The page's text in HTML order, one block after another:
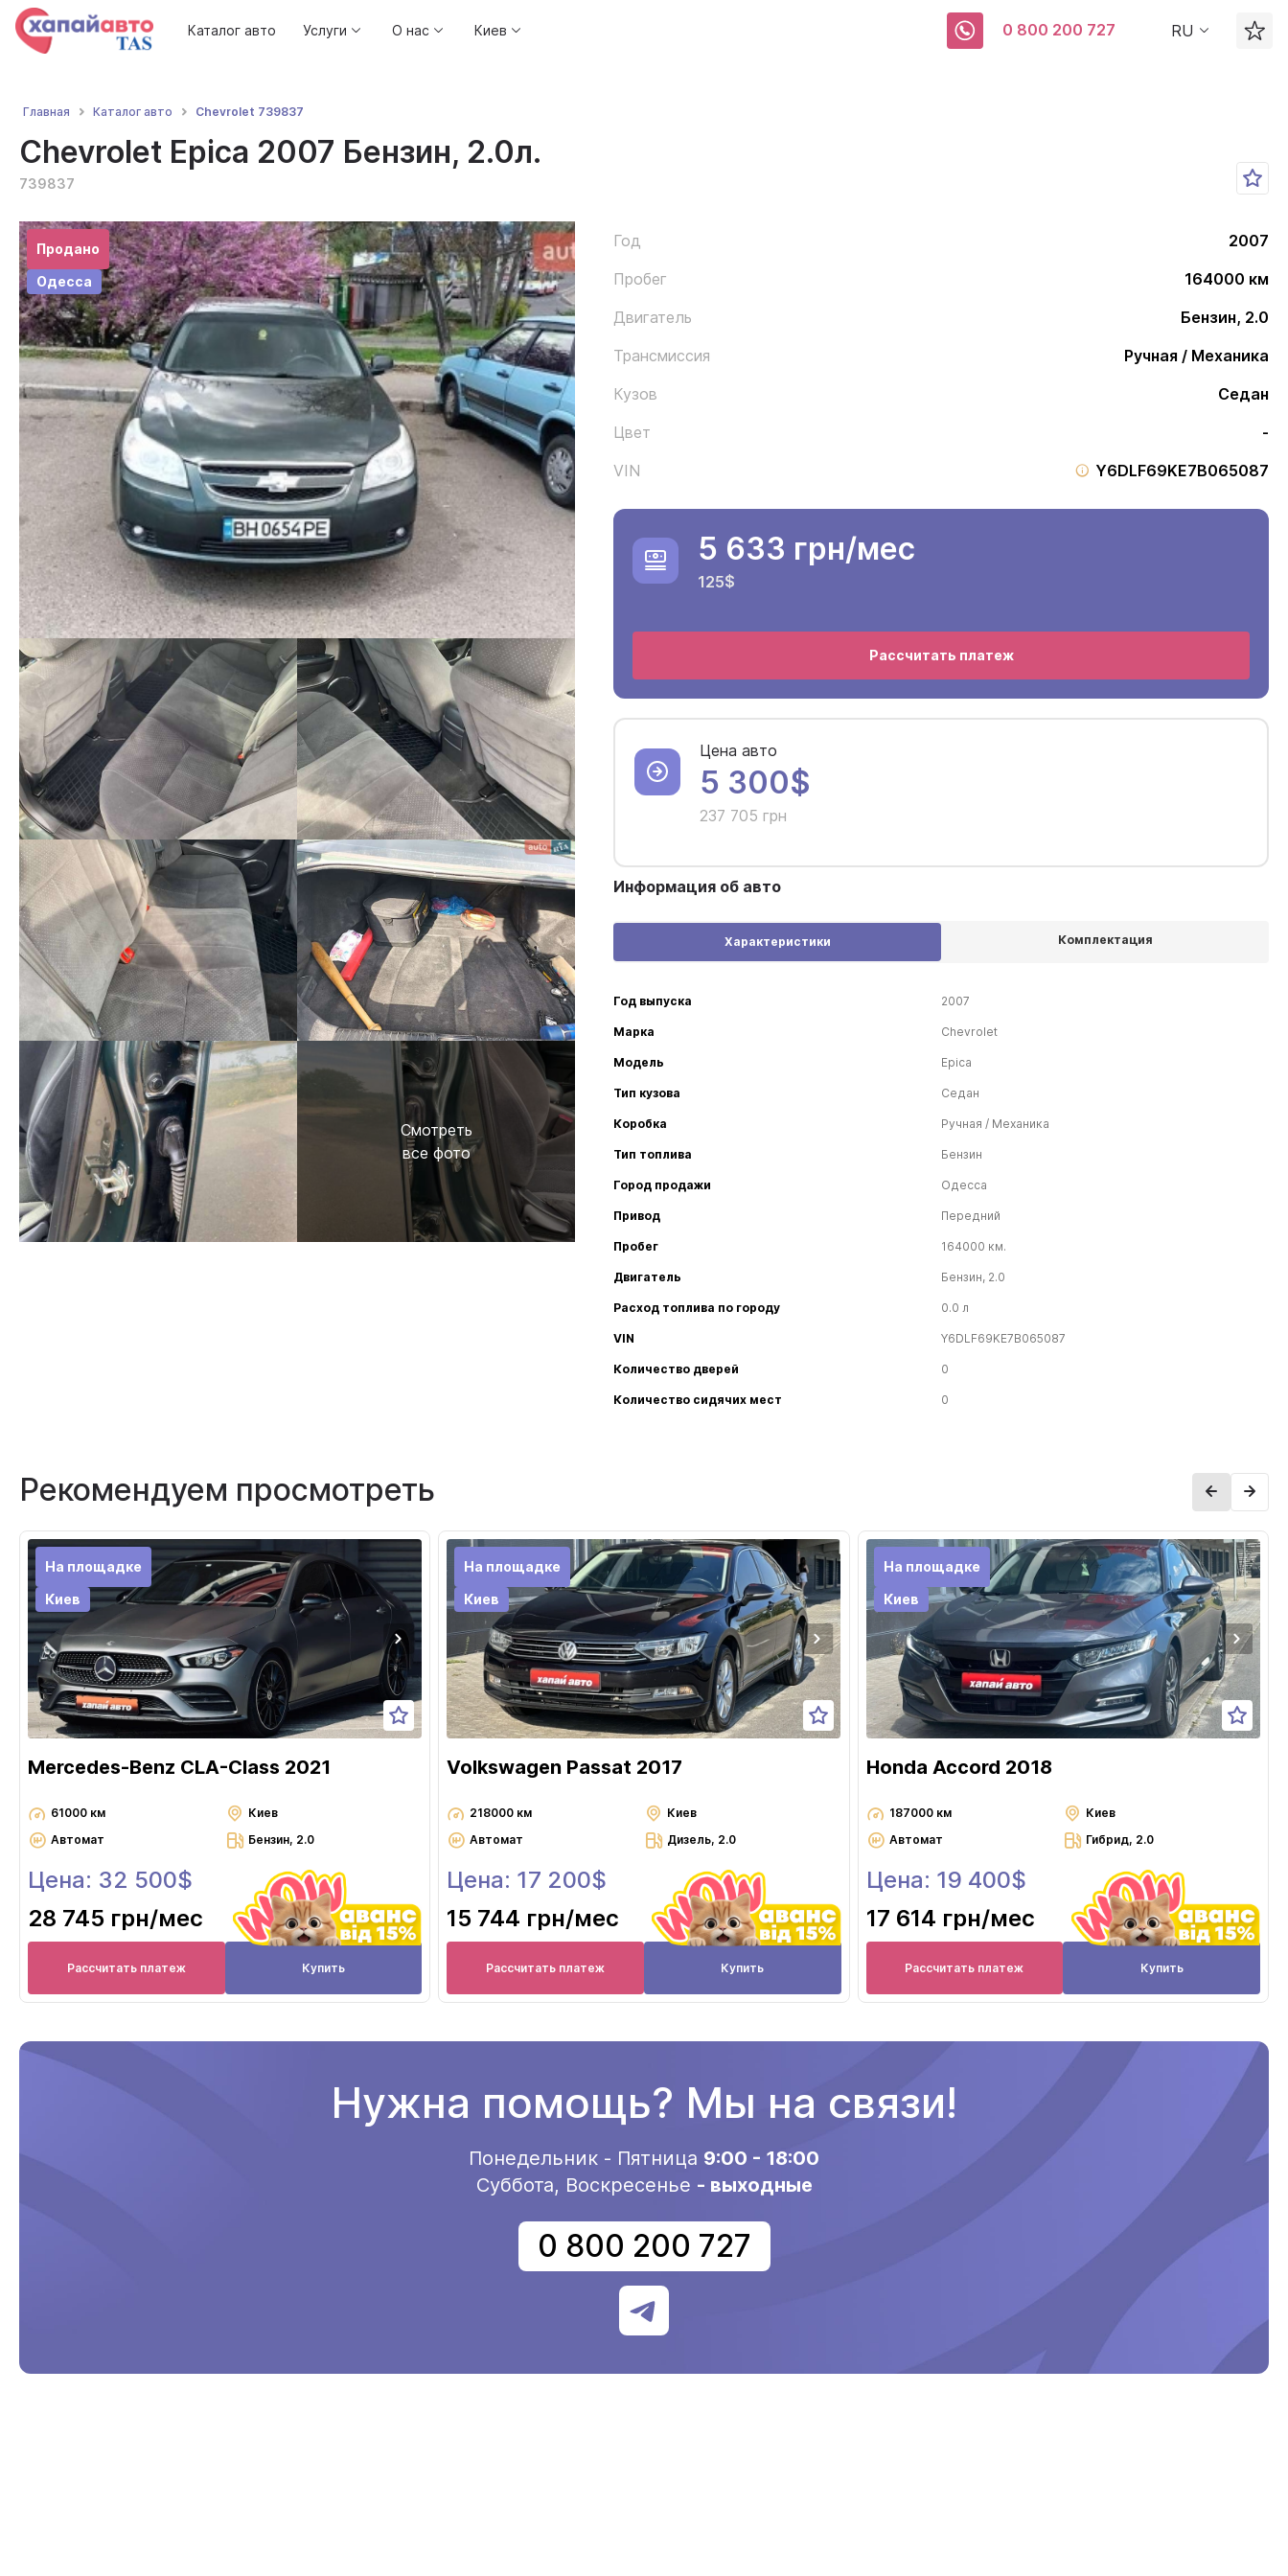
Каталог авто Услуги О нас Киев 0 800 200 727 RU
Главная Каталог авто Chevrolet 739837
Chevrolet Epica 2007 Бензин, 2.0л.
739837
Продано
Одесса
Смотреть
все фото
Год
2007
Пробег
164000 км
Двигатель
Бензин, 2.0
Трансмиссия
Ручная / Механика
Кузов
Седан
Цвет
-
VIN
Y6DLF69KE7B065087
5 633 грн/мес
125$
Рассчитать платеж
Цена авто
5 300$
237 705 грн
Информация об авто
Характеристики Комплектация
Год выпуска 2007
Марка Chevrolet
Модель Epica
Тип кузова Седан
Коробка Ручная / Механика
Тип топлива Бензин
Город продажи Одесса
Привод Передний
Пробег 164000 км.
Двигатель Бензин, 2.0
Расход топлива по городу 0.0 л
VIN Y6DLF69KE7B065087
Количество дверей 0
Количество сидячих мест 0
Рекомендуем просмотреть
На площадке
Киев
Mercedes-Benz CLA-Class 2021
61000 км
Киев
Автомат
Бензин, 2.0
Цена: 32 500$
28 745 грн/мес
Рассчитать платеж Купить
На площадке
Киев
Volkswagen Passat 2017
218000 км
Киев
Автомат
Дизель, 2.0
Цена: 17 200$
15 744 грн/мес
Рассчитать платеж Купить
На площадке
Киев
Honda Accord 2018
187000 км
Киев
Автомат
Гибрид, 2.0
Цена: 19 400$
17 614 грн/мес
Рассчитать платеж Купить
Нужна помощь? Мы на связи!
Понедельник - Пятница 9:00 - 18:00
Суббота, Воскресенье - выходные
0 800 200 727